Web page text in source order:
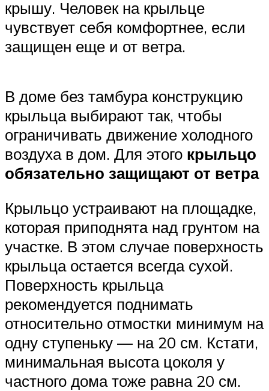
крышу. Человек на крыльце
чувствует себя комфортнее, если
защищен еще и от ветра.
В доме без тамбура конструкцию
крыльца выбирают так, чтобы
ограничивать движение холодного
воздуха в дом. Для этого крыльцо
обязательно защищают от ветра
Крыльцо устраивают на площадке,
которая приподнята над грунтом на
участке. В этом случае поверхность
крыльца остается всегда сухой.
Поверхность крыльца
рекомендуется поднимать
относительно отмостки минимум на
одну ступеньку — на 20 см. Кстати,
минимальная высота цоколя у
частного дома тоже равна 20 см.